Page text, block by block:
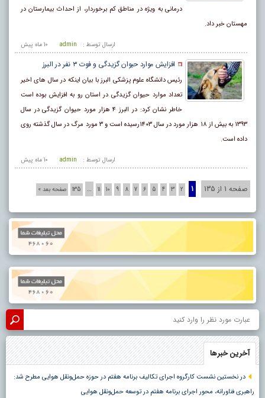
درمانی به ویژه در مناطق کم برخوردار، از احداث بیمارستان در
مهستان خبر داد.
10 ماه پيش ارسال توسط : admin
افزایش موارد حیوان گزیدگی و فوت ۳ نفر در البرز
رئیس دانشگاه علوم پزشکی البرز با بیان اینکه در سال های اخیر
تعداد موارد حیوان گزیدگی در استان رو به افزایش بوده است
خاطر نشان کرد: در البرز ۴ هزار مورد حیوان گزیدگی در سال
۱۳۹۳ به بیش از ۱۸ هزار مورد در سال ۱۴۰۳رسیده است و ۳ مورد مرگ در سال گذشته روی
داده است.
10 ماه پيش ارسال توسط : admin
صفحه 1 از 135 1
2
3
4
5
6
7
8
9
10
11
…
135 صفحه بعد »
آخرین خبرها
در نخستین نشست کارگروه اجرای تکالیف برنامه هفتم در حوزه حمل‌ونقل هوایی مطرح شد:
راهبری فناورانه، محور اجرای برنامه هفتم در توسعه حمل‌ونقل هوایی